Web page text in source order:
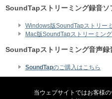
SoundTapストリーミング録音ソ
Windows版SoundTapストリー
Mac版SoundTapストリーミン
SoundTapストリーミング音声録
SoundTapのご購入はこちら
当ウェブサイトではお客様